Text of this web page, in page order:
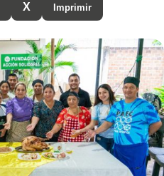
X Imprimir